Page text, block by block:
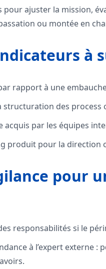
pour ajuster la mission,
ou montée en
à
rapport à une
structuration des
acquis par les équipes
produit pour la direction
pour
responsabilités si le
à l’expert externe :